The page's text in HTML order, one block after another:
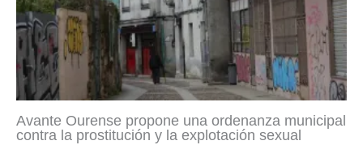
Avante Ourense propone una ordenanza municipal
contra la prostitución y la explotación sexual